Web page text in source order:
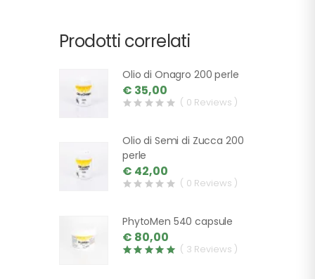
Prodotti correlati
Olio di Onagro 200 perle
€ 35,00
( 0 Reviews )
Olio di Semi di Zucca 200
perle
€ 42,00
( 0 Reviews )
PhytoMen 540 capsule
€ 80,00
( 3 Reviews )